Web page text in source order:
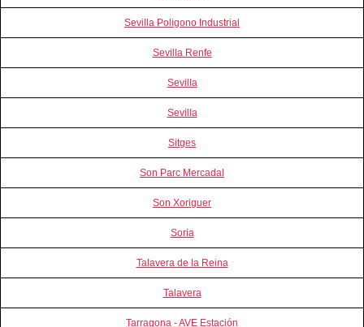
Sevilla Poligono Industrial
Sevilla Renfe
Sevilla
Sevilla
Sitges
Son Parc Mercadal
Son Xoriguer
Soria
Talavera de la Reina
Talavera
Tarragona - AVE Estación